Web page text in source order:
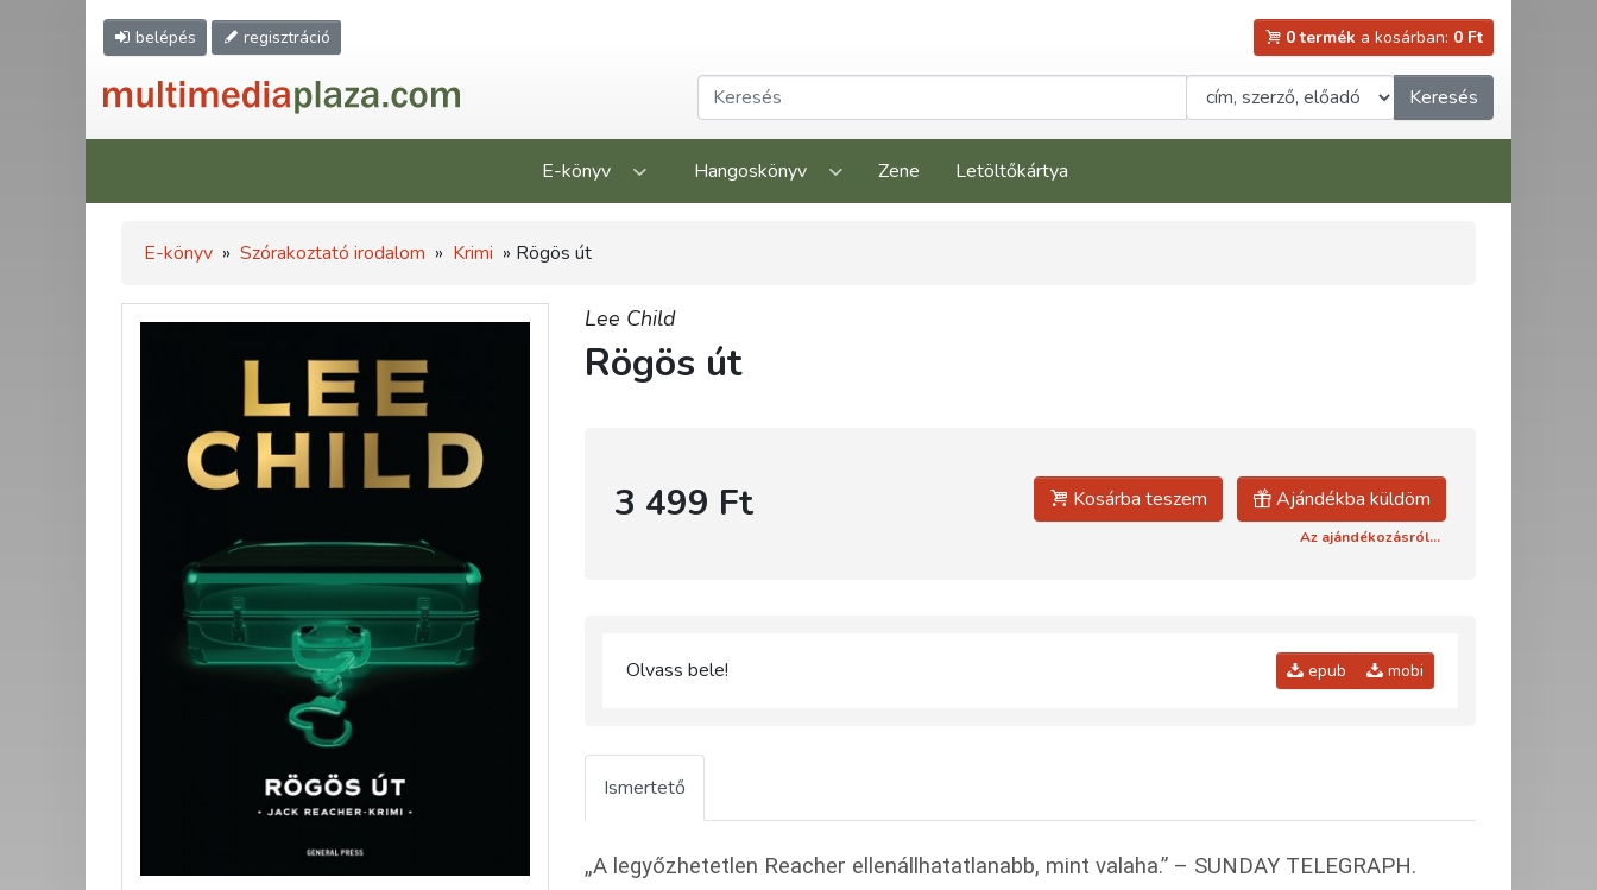
belépés regisztráció 0 termék a kosárban: 0 Ft
Keresés
E-könyv Hangoskönyv Zene Letöltőkártya
E-könyv » Szórakoztató irodalom » Krimi » Rögös út
Lee Child
Rögös út
3 499 Ft Kosárba teszem Ajándékba küldöm
Az ajándékozásról...
Olvass bele! epub mobi
Ismertető
„A legyőzhetetlen Reacher ellenállhatatlanabb, mint valaha.” – SUNDAY TELEGRAPH.